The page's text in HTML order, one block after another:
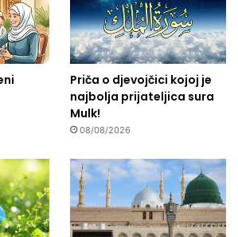
Priča o djevojčici kojoj je
najbolja prijateljica sura
Mulk!
08/08/2026